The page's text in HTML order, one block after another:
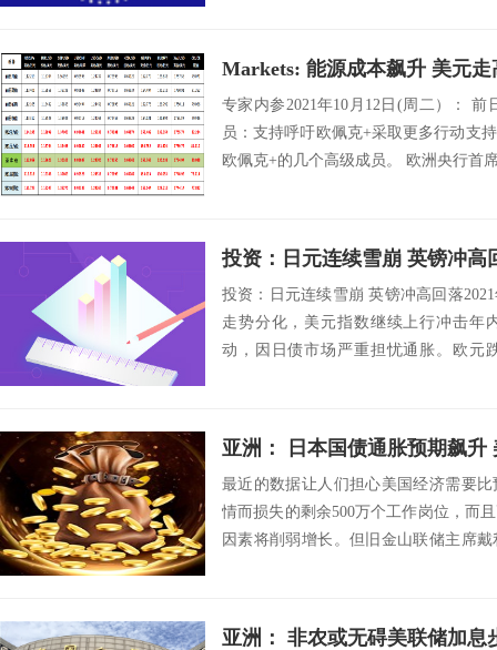
Markets: 能源成本飙升 美元走
专家内参2021年10月12日(周二）：
员：支持呼吁欧佩克+采取更多行动支
欧佩克+的几个高级成员。 欧洲央行首
投资：日元连续雪崩 英镑冲高
投资：日元连续雪崩 英镑冲高回落
走势分化，美元指数继续上行冲击年
动，因日债市场严重担忧通胀。欧元
亚洲： 日本国债通胀预期飙升
最近的数据让人们担心美国经济需要
情而损失的剩余500万个工作岗位，而
因素将削弱增长。但旧金山联储主席
亚洲： 非农或无碍美联储加息